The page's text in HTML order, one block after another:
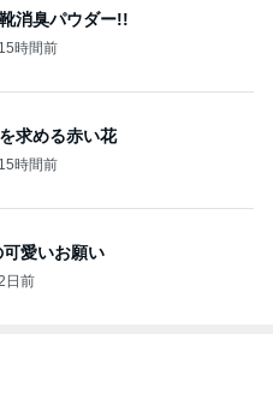
消臭パウダー!!
15時間前
求める赤い花
15時間前
愛いお願い
日前